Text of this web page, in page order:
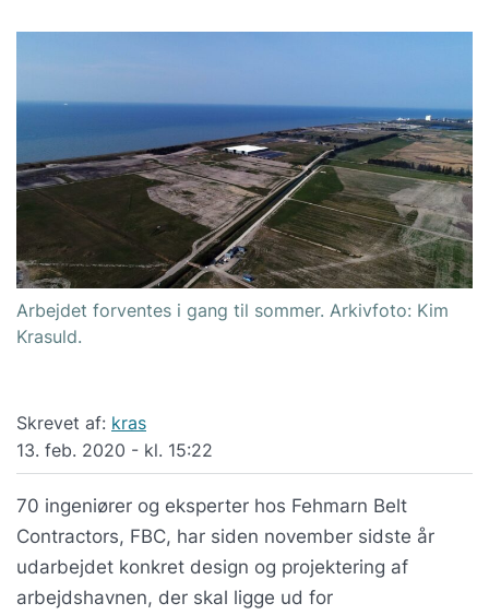
Arbejdet forventes i gang til sommer. Arkivfoto: Kim
Krasuld.
Skrevet af: kras
13. feb. 2020 - kl. 15:22
70 ingeniører og eksperter hos Fehmarn Belt
Contractors, FBC, har siden november sidste år
udarbejdet konkret design og projektering af
arbejdshavnen, der skal ligge ud for